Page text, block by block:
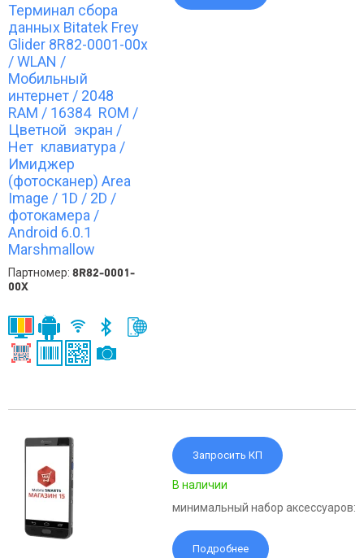
Терминал сбора
данных Bitatek Frey
Glider 8R82-0001-00x
/ WLAN /
Мобильный
интернет / 2048
RAM / 16384 ROM /
Цветной экран /
Нет клавиатура /
Имиджер
(фотосканер) Area
Image / 1D / 2D /
фотокамера /
Android 6.0.1
Marshmallow
Партномер: 8R82-0001-
00X
Запросить КП
В наличии
минимальный набор аксессуаров:
Подробнее